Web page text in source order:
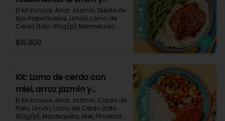
arroz al ajillo-3
El kit incluye: Arroz Jazmín, Diente de
Ajo, Habichuelas, Limón, Lomo de
Cerdo (foto 160g/p), Mermelada
Impresa.
$16.900
Kit: Lomo de cerdo con
miel, arroz jazmín y
verduras al limón-76
El kit incluye: Arroz Jazmín, Caldo de
Pollo, Limón, Lomo de Cerdo (foto
160g/p), Mantequilla, Miel, Pimienta